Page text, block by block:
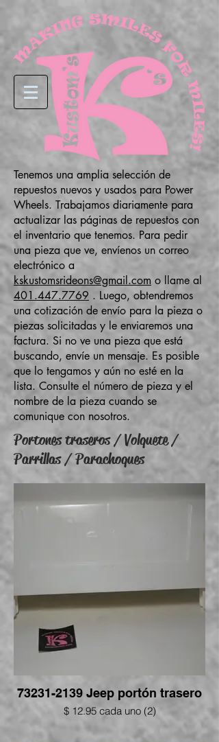
Tenemos una amplia selección de
repuestos nuevos y usados para Power
Wheels. Trabajamos diariamente para
actualizar las páginas de repuestos con
el inventario que tenemos. Para pedir
una pieza que ve, envíenos un correo
electrónico a
kskustomsrideons@gmail.com o llame al
401.447.7769 . Luego, obtendremos
una cotización de envío para la pieza o
piezas solicitadas y le enviaremos una
factura. Si no ve una pieza que está
buscando, envíe un mensaje. Es posible
que lo tengamos y aún no esté en la
lista. Consulte el número de pieza y el
nombre de la pieza cuando se
comunique con nosotros.
Portones traseros / Volquete /
Parrillas / Parachoques
73231-2139 Jeep portón trasero
$ 12.95 cada uno (2)